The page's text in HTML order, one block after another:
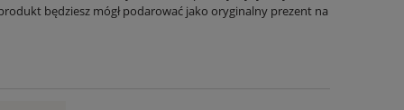
będziesz mógł podarować jako oryginalny prezent na